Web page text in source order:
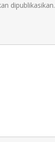
dipublikasikan.